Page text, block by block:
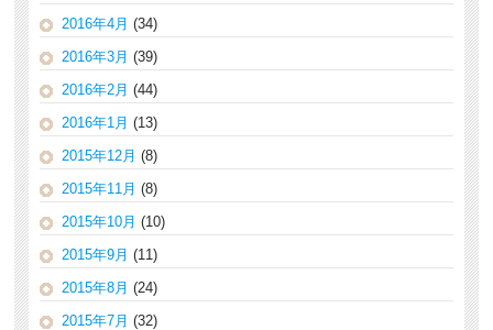
2016年4月 (34)
2016年3月 (39)
2016年2月 (44)
2016年1月 (13)
2015年12月 (8)
2015年11月 (8)
2015年10月 (10)
2015年9月 (11)
2015年8月 (24)
2015年7月 (32)